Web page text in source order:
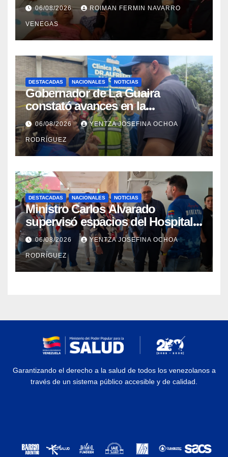
con discapacidad en
campamentos de La Guaira
06/08/2026 ROIMAN FERMIN NAVARRO
VENEGAS
DESTACADAS NACIONALES NOTICIAS
Gobernador de La Guaira
constató avances en la
rehabilitación del Hospitalito de
Catia la Mar
06/08/2026 YENTZA JOSEFINA OCHOA
RODRÍGUEZ
DESTACADAS NACIONALES NOTICIAS
Ministro Carlos Alvarado
supervisó espacios del Hospital
Dermatológico Dr. Martín Vegas
en La Guaira
06/08/2026 YENTZA JOSEFINA OCHOA
RODRÍGUEZ
Garantizando el derecho a la salud de todos los venezolanos a
través de un sistema público accesible y de calidad.